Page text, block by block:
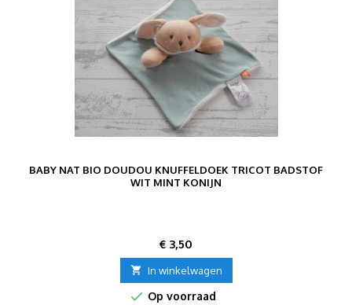
BABY NAT BIO DOUDOU KNUFFELDOEK TRICOT BADSTOF
WIT MINT KONIJN
Prijs
€ 3,50
 In winkelwagen
 Op voorraad